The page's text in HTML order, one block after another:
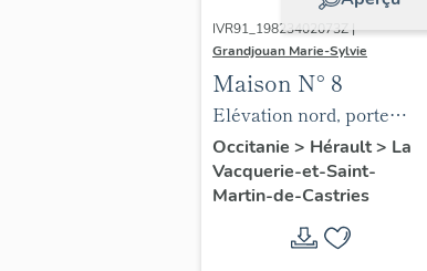
IVR91_19823402073Z |
Grandjouan Marie-Sylvie
Maison N° 8
Elévation nord, porte
d'entrée.
Occitanie > Hérault> La
Vacquerie-et-Saint-
Martin-de-Castries